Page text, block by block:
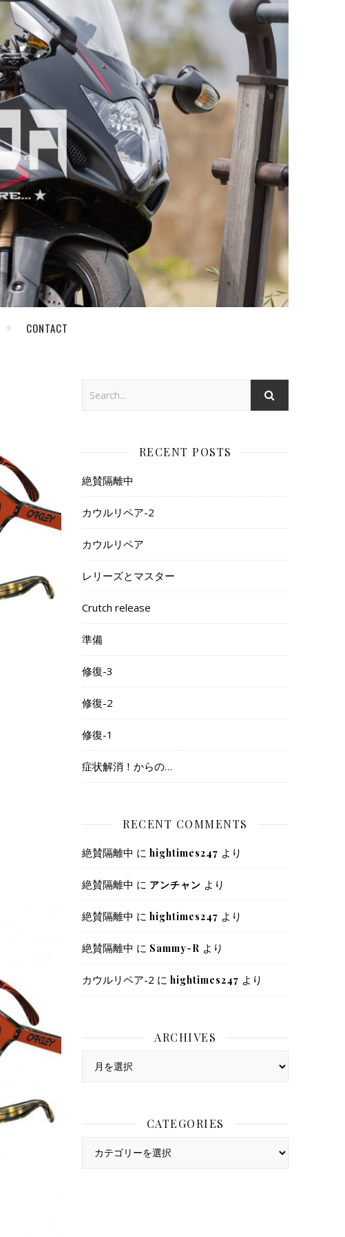
CONTACT
RECENT POSTS
絶賛隔離中
カウルリペア-2
カウルリペア
レリーズとマスター
Crutch release
準備
修復-3
修復-2
修復-1
症状解消！からの…
RECENT COMMENTS
絶賛隔離中 に hightimes247 より
絶賛隔離中 に アンチャン より
絶賛隔離中 に hightimes247 より
絶賛隔離中 に Sammy-R より
カウルリペア-2 に hightimes247 より
ARCHIVES
Archives
CATEGORIES
Categories